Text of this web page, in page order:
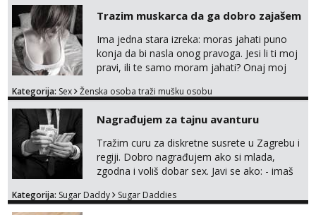
poljupce po tijelu koji me jako
pale,obozavam kad muskarac preuzme
kontrolu . javi se :) Klikni na link ispod i nadji
me tamo, cekam te!
Trazim muskarca da ga dobro zajašem
Ima jedna stara izreka: moras jahati puno
konja da bi nasla onog pravoga. Jesi li ti moj
pravi, ili te samo moram jahati? Onaj moj
na sexdater link i javi mi se tamo....
Kategorija: Sex Ženska osoba traži mušku osobu
Nagrađujem za tajnu avanturu
Tražim curu za diskretne susrete u Zagrebu i
regiji. Dobro nagrađujem ako si mlada,
zgodna i voliš dobar sex. Javi se ako: - imaš
kosu - se dobro ljubiš - si fleksibilna s
Kategorija: Sugar Daddy Sugar Daddies